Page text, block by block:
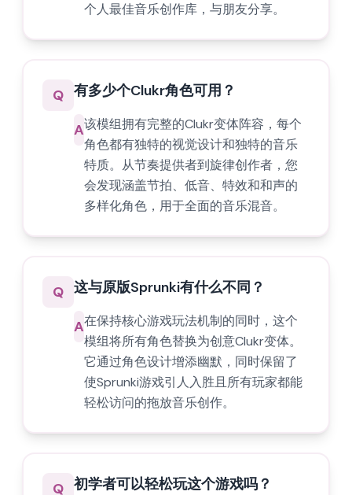
个人最佳音乐创作库，与朋友分享。
Q 有多少个Clukr角色可用？
A该模组拥有完整的Clukr变体阵容，每个
角色都有独特的视觉设计和独特的音乐
特质。从节奏提供者到旋律创作者，您
会发现涵盖节拍、低音、特效和和声的
多样化角色，用于全面的音乐混音。
Q 这与原版Sprunki有什么不同？
A在保持核心游戏玩法机制的同时，这个
模组将所有角色替换为创意Clukr变体。
它通过角色设计增添幽默，同时保留了
使Sprunki游戏引人入胜且所有玩家都能
轻松访问的拖放音乐创作。
Q 初学者可以轻松玩这个游戏吗？